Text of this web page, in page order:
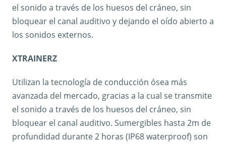
el sonido a través de los huesos del cráneo, sin
bloquear el canal auditivo y dejando el oído abierto a
los sonidos externos.
XTRAINERZ
Utilizan la tecnología de conducción ósea más
avanzada del mercado, gracias a la cual se transmite
el sonido a través de los huesos del cráneo, sin
bloquear el canal auditivo. Sumergibles hasta 2m de
profundidad durante 2 horas (IP68 waterproof) son